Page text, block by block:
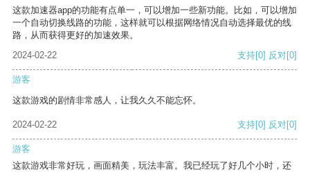
这款加速器app的功能有点单一，可以增加一些新功能。比如，可以增加
一个自动切换线路的功能，这样就可以根据网络情况自动选择最优的线
路，从而获得更好的加速效果。
2024-02-22
支持[0] 反对[0]
游客
这款游戏的剧情非常感人，让我久久不能忘怀。
2024-02-22 支持[0] 反对[0]
游客
这款游戏非常好玩，画面精美，玩法丰富。我已经玩了好几个小时，还